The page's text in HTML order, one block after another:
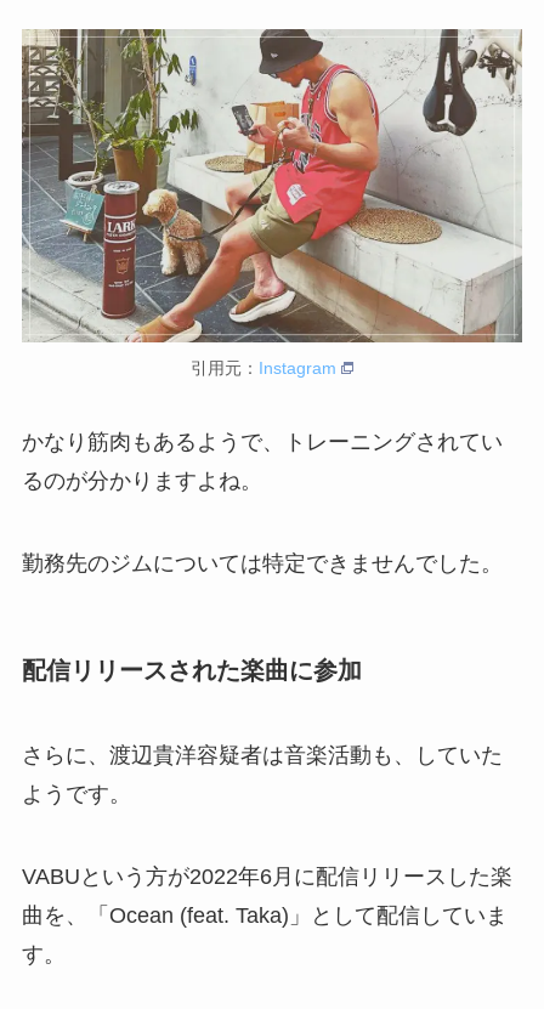
引用元： Instagram
かなり筋肉もあるようで、トレーニングされてい
るのが分かりますよね。
勤務先のジムについては特定できませんでした。
配信リリースされた楽曲に参加
さらに、渡辺貴洋容疑者は音楽活動も、していた
ようです。
VABUという方が2022年6月に配信リリースした楽
曲を、「Ocean (feat. Taka)」として配信していま
す。